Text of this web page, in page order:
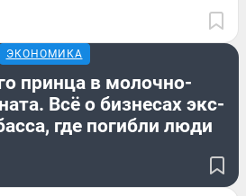
ЭКОНОМИКА
принца в молочно-
Всё о бизнесах экс-
где погибли люди